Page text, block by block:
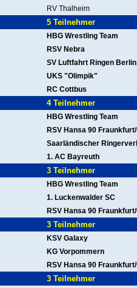
RV Thalheim
5 Teilnehmer
HBG Wrestling Team
RSV Nebra
SV Luftfahrt Ringen Berlin
UKS "Olimpik"
RC Cottbus
4 Teilnehmer
HBG Wrestling Team
RSV Hansa 90
Saarländischer
1. AC Bayreuth
3 Teilnehmer
HBG Wrestling Team
1. Luckenwalder SC
RSV Hansa 90
3 Teilnehmer
KSV Galaxy
KG Vorpommern
RSV Hansa 90
3 Teilnehmer